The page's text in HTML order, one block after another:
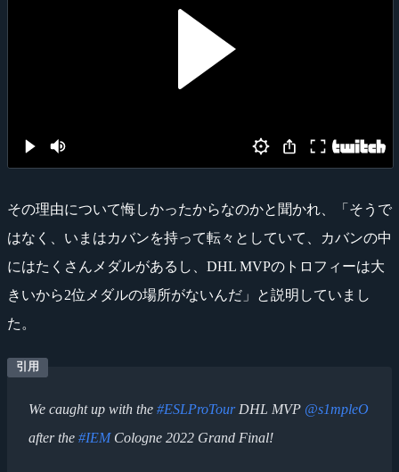
その理由について悔しかったからなのかと聞かれ、「そうで
はなく、いまはカバンを持って転々としていて、カバンの中
にはたくさんメダルがあるし、DHL MVPのトロフィーは大
きいから2位メダルの場所がないんだ」と説明していまし
た。
We caught up with the #ESLProTourDHL MVP @s1mpleO
after the #IEMCologne 2022 Grand Final!